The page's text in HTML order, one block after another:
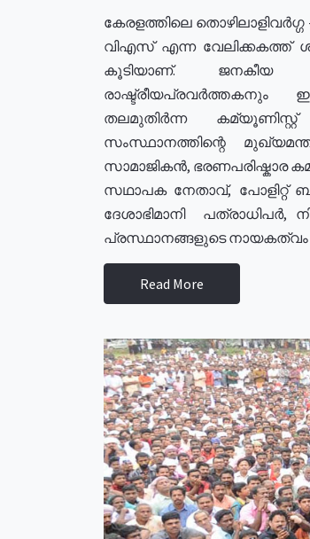
കേരളത്തിലെ
വിഎസ് എന്ന വേലിക്കകത്ത്
കൂടിയാണ്. ജനകീയ
രാഷ്ട്രീയപ്രവർത്തകനും
തലമുതിർന്ന
സംസ്ഥാനത്തിന്റെ
സാമാജികൻ, ഭരണപരിഷ്കാര
സഥാപക നേതാവ്, പോളിറ്റ്
ദേശാഭിമാനി
പ്രസ്ഥാനങ്ങളുടെ നായകത്വം
Read More